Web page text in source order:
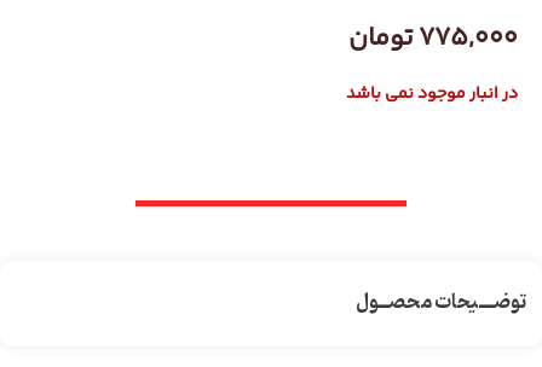
775,000تومان
در انبار موجود نمی باشد
توضـــیحات محصــول